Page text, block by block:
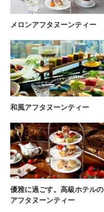
メロンアフタヌーンティー
和風アフタヌーンティー
優雅に過ごす。高級ホテルの
アフタヌーンティー